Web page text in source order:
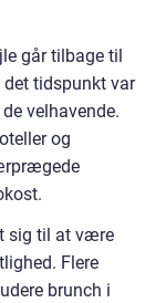
går tilbage til
det tidspunkt var
velhavende.
og
sig til at være
Flere
brunch i